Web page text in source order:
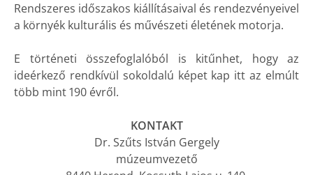
Rendszeres időszakos kiállításaival és rendezvényeivel
a környék kulturális és művészeti életének motorja.
E történeti összefoglalóból is kitűnhet, hogy az
ideérkező rendkívül sokoldalú képet kap itt az elmúlt
több mint 190 évről.
KONTAKT
Dr. Szűts István Gergely
múzeumvezető